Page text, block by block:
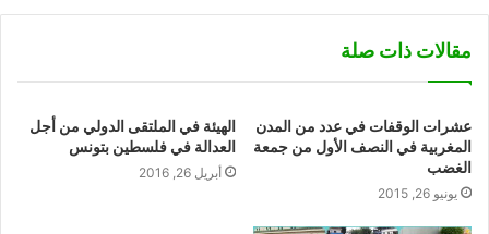
مقالات ذات صلة
عشرات الوقفات في عدد من المدن
المغربية في النصف الأول من جمعة
الغضب
يونيو 26, 2015
الهيئة في الملتقى الدولي من أجل
العدالة في فلسطين بتونس
أبريل 26, 2016